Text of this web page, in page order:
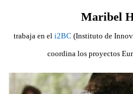
Maribel
trabaja en el i2BC (Instituto de
coordina los proyectos